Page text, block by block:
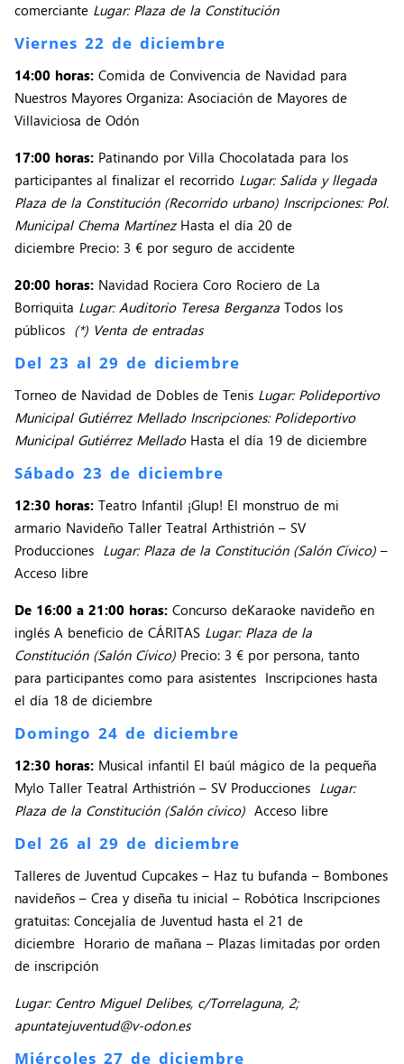
comerciante Lugar: Plaza de la Constitución
Viernes 22 de diciembre
14:00 horas: Comida de Convivencia de Navidad para
Nuestros Mayores Organiza: Asociación de Mayores de
Villaviciosa de Odón
17:00 horas: Patinando por Villa Chocolatada para los
participantes al finalizar el recorrido Lugar: Salida y llegada
Plaza de la Constitución (Recorrido urbano) Inscripciones: Pol.
Municipal Chema Martínez Hasta el día 20 de
diciembre Precio: 3 € por seguro de accidente
20:00 horas: Navidad Rociera Coro Rociero de La
Borriquita Lugar: Auditorio Teresa Berganza Todos los
públicos (*) Venta de entradas
Del 23 al 29 de diciembre
Torneo de Navidad de Dobles de Tenis Lugar: Polideportivo
Municipal Gutiérrez Mellado Inscripciones: Polideportivo
Municipal Gutiérrez Mellado Hasta el día 19 de diciembre
Sábado 23 de diciembre
12:30 horas: Teatro Infantil ¡Glup! El monstruo de mi
armario Navideño Taller Teatral Arthistrión – SV
Producciones Lugar: Plaza de la Constitución (Salón Cívico) –
Acceso libre
De 16:00 a 21:00 horas: Concurso deKaraoke navideño en
inglés A beneficio de CÁRITAS Lugar: Plaza de la
Constitución (Salón Cívico) Precio: 3 € por persona, tanto
para participantes como para asistentes Inscripciones hasta
el día 18 de diciembre
Domingo 24 de diciembre
12:30 horas: Musical infantil El baúl mágico de la pequeña
Mylo Taller Teatral Arthistrión – SV Producciones Lugar:
Plaza de la Constitución (Salón cívico) Acceso libre
Del 26 al 29 de diciembre
Talleres de Juventud Cupcakes – Haz tu bufanda – Bombones
navideños – Crea y diseña tu inicial – Robótica Inscripciones
gratuitas: Concejalía de Juventud hasta el 21 de
diciembre Horario de mañana – Plazas limitadas por orden
de inscripción
Lugar: Centro Miguel Delibes, c/Torrelaguna, 2;
apuntatejuventud@v-odon.es
Miércoles 27 de diciembre